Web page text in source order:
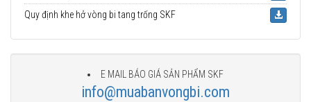
Quy định khe hở vòng bi tang trống SKF
E MAIL BÁO GIÁ SẢN PHẨM SKF
info@muabanvongbi.com